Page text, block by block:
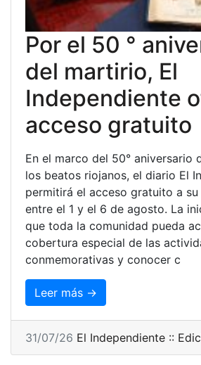
Por el 50 °
del martirio, El
Independiente
acceso gratuito
En el marco del 50° aniversario
los beatos riojanos, el diario El
permitirá el acceso gratuito a
entre el 1 y el 6 de agosto. La
que toda la comunidad pueda
cobertura especial de las
conmemorativas y conocer c
Leer más →
31/07/26 El Independiente ::